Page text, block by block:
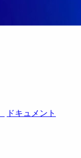
ドキュメント